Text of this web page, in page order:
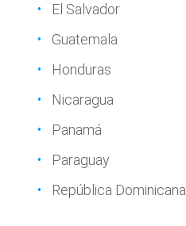
El Salvador
Guatemala
Honduras
Nicaragua
Panamá
Paraguay
República Dominicana